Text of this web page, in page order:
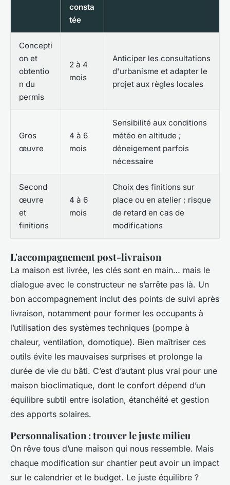
consta
tée
Concepti
on et
obtentio
n du
permis
2 à 4
mois
Anticiper les consultations
d'urbanisme et adapter le
projet aux règles locales
Gros
œuvre
4 à 6
mois
Sensibilité aux conditions
météo en altitude ;
déneigement parfois
nécessaire
Second
œuvre
et
finitions
4 à 6
mois
Choix des finitions sur
place ou en atelier ; risque
de retard en cas de
modifications
L'accompagnement post-livraison
La maison est livrée, les clés sont en main… mais le
dialogue avec le constructeur ne s’arrête pas là. Un
bon accompagnement inclut des points de suivi après
livraison, notamment pour former les occupants à
l’utilisation des systèmes techniques (pompe à
chaleur, ventilation, domotique). Bien maîtriser ces
outils évite les mauvaises surprises et prolonge la
durée de vie du bâti. C’est d’autant plus vrai pour une
maison bioclimatique, dont le confort dépend d’un
équilibre subtil entre isolation, étanchéité et gestion
des apports solaires.
Personnalisation : trouver le juste milieu
On rêve tous d’une maison qui nous ressemble. Mais
chaque modification sur chantier peut avoir un impact
sur le calendrier et le budget. Le juste équilibre ?